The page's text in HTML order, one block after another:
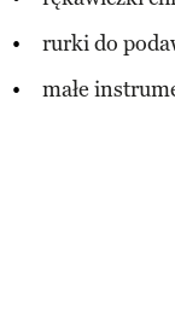
rurki do
małe